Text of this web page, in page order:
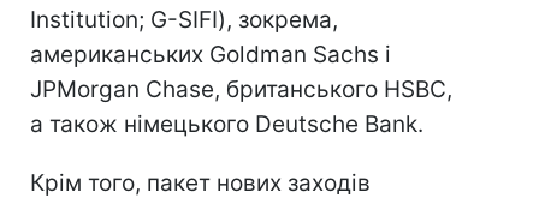
Institution; G-SIFI), зокрема,
американських Goldman Sachs і
JPMorgan Chase, британського HSBC,
а також німецького Deutsche Bank.
Крім того, пакет нових заходів